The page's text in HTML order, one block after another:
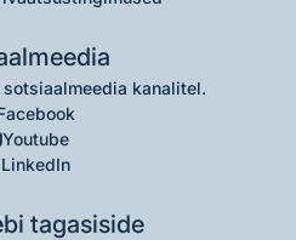
kanalitel.
Youtube
LinkedIn
tagasiside